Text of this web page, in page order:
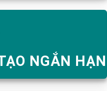
NGẮN HẠN